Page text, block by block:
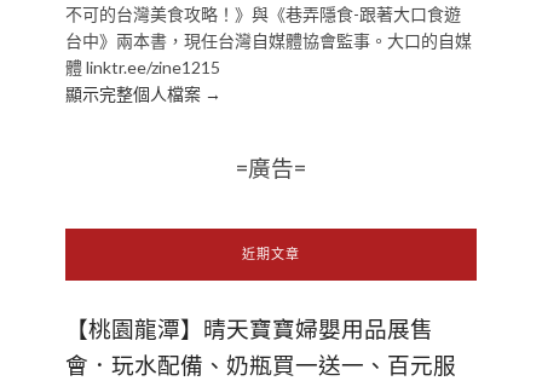
不可的台灣美食攻略！》與《巷弄隱食-跟著大口食遊
台中》兩本書，現任台灣自媒體協會監事。大口的自媒
體 linktr.ee/zine1215
顯示完整個人檔案 →
=廣告=
近期文章
【桃園龍潭】晴天寶寶婦嬰用品展售
會．玩水配備、奶瓶買一送一、百元服